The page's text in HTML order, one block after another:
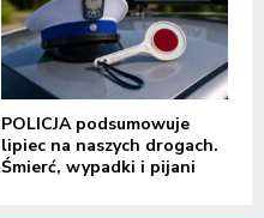
POLICJA podsumowuje
lipiec na naszych drogach.
Śmierć, wypadki i pijani